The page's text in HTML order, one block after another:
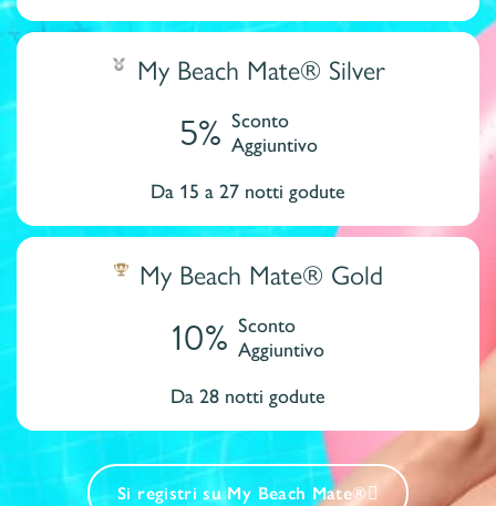
My Beach Mate® Silver
5% Sconto
Aggiuntivo
Da 15 a 27 notti godute
My Beach Mate® Gold
10% Sconto
Aggiuntivo
Da 28 notti godute
Si registri su My Beach Mate®